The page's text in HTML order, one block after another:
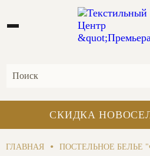
СКИДКА
ГЛАВНАЯ • ПОСТЕЛЬНОЕ БЕЛЬЕ